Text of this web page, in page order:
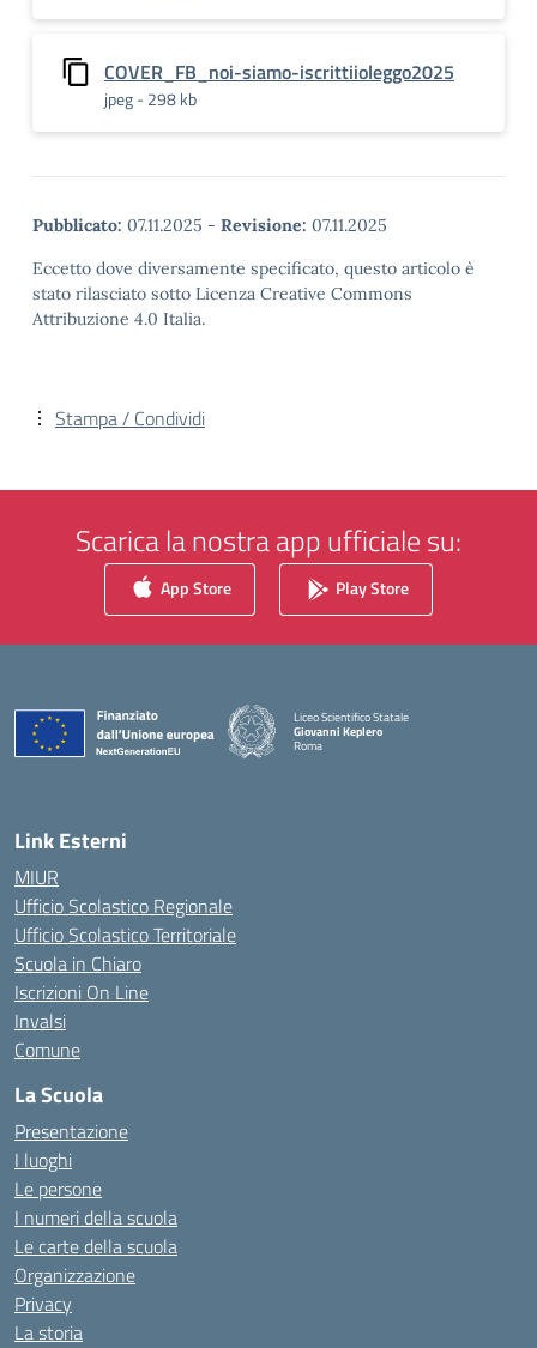
COVER_FB_noi-siamo-iscrittiioleggo2025
jpeg - 298 kb
Pubblicato: 07.11.2025 - Revisione: 07.11.2025
Eccetto dove diversamente specificato, questo articolo è
stato rilasciato sotto Licenza Creative Commons
Attribuzione 4.0 Italia.
Stampa / Condividi
Scarica la nostra app ufficiale su:
App Store Play Store
Liceo Scientifico Statale
Giovanni Keplero
Roma
Link Esterni
MIUR
Ufficio Scolastico Regionale
Ufficio Scolastico Territoriale
Scuola in Chiaro
Iscrizioni On Line
Invalsi
Comune
La Scuola
Presentazione
I luoghi
Le persone
I numeri della scuola
Le carte della scuola
Organizzazione
Privacy
La storia